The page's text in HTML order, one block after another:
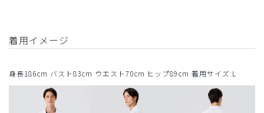
着用イメージ
身長186cm バスト83cm ウエスト70cm ヒップ89cm 着用サイズ:L